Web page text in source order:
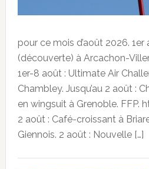
pour ce mois d’août 2026.
(découverte) à Arcachon-
1er-8 août : Ultimate Air
Chambley. Jusqu’au 2 août :
en wingsuit à Grenoble. FFP.
2 août : Café-croissant à
Giennois. 2 août : Nouvelle […]